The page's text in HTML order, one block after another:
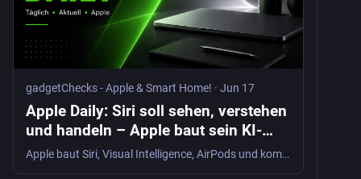
gadgetChecks - Apple & Smart Home! · Jun 17
Apple Daily: Siri soll sehen, verstehen
und handeln – Apple baut sein KI-
Ökosystem neu auf - gadgetChecks -
Apple & Smart Home!
Apple baut Siri, Visual Intelligence, AirPods und kommende iPhones zu einem neuen KI-Ökosystem aus. iOS 27 zeigt, wohin die Reise geht.